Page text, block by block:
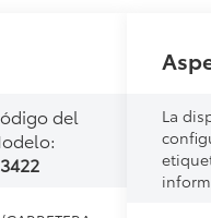
del
La